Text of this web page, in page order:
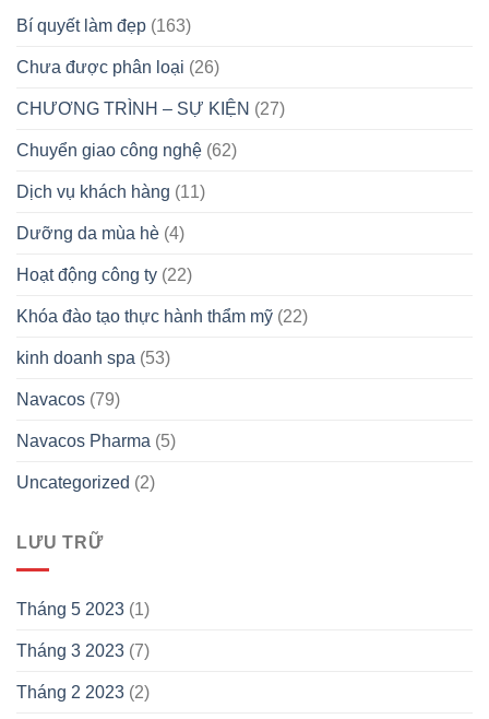
Bí quyết làm đẹp (163)
Chưa được phân loại (26)
CHƯƠNG TRÌNH – SỰ KIỆN (27)
Chuyển giao công nghệ (62)
Dịch vụ khách hàng (11)
Dưỡng da mùa hè (4)
Hoạt động công ty (22)
Khóa đào tạo thực hành thẩm mỹ (22)
kinh doanh spa (53)
Navacos (79)
Navacos Pharma (5)
Uncategorized (2)
LƯU TRỮ
Tháng 5 2023 (1)
Tháng 3 2023 (7)
Tháng 2 2023 (2)